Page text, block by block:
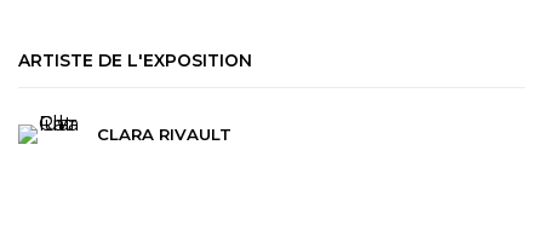
ARTISTE DE L'EXPOSITION
CLARA RIVAULT